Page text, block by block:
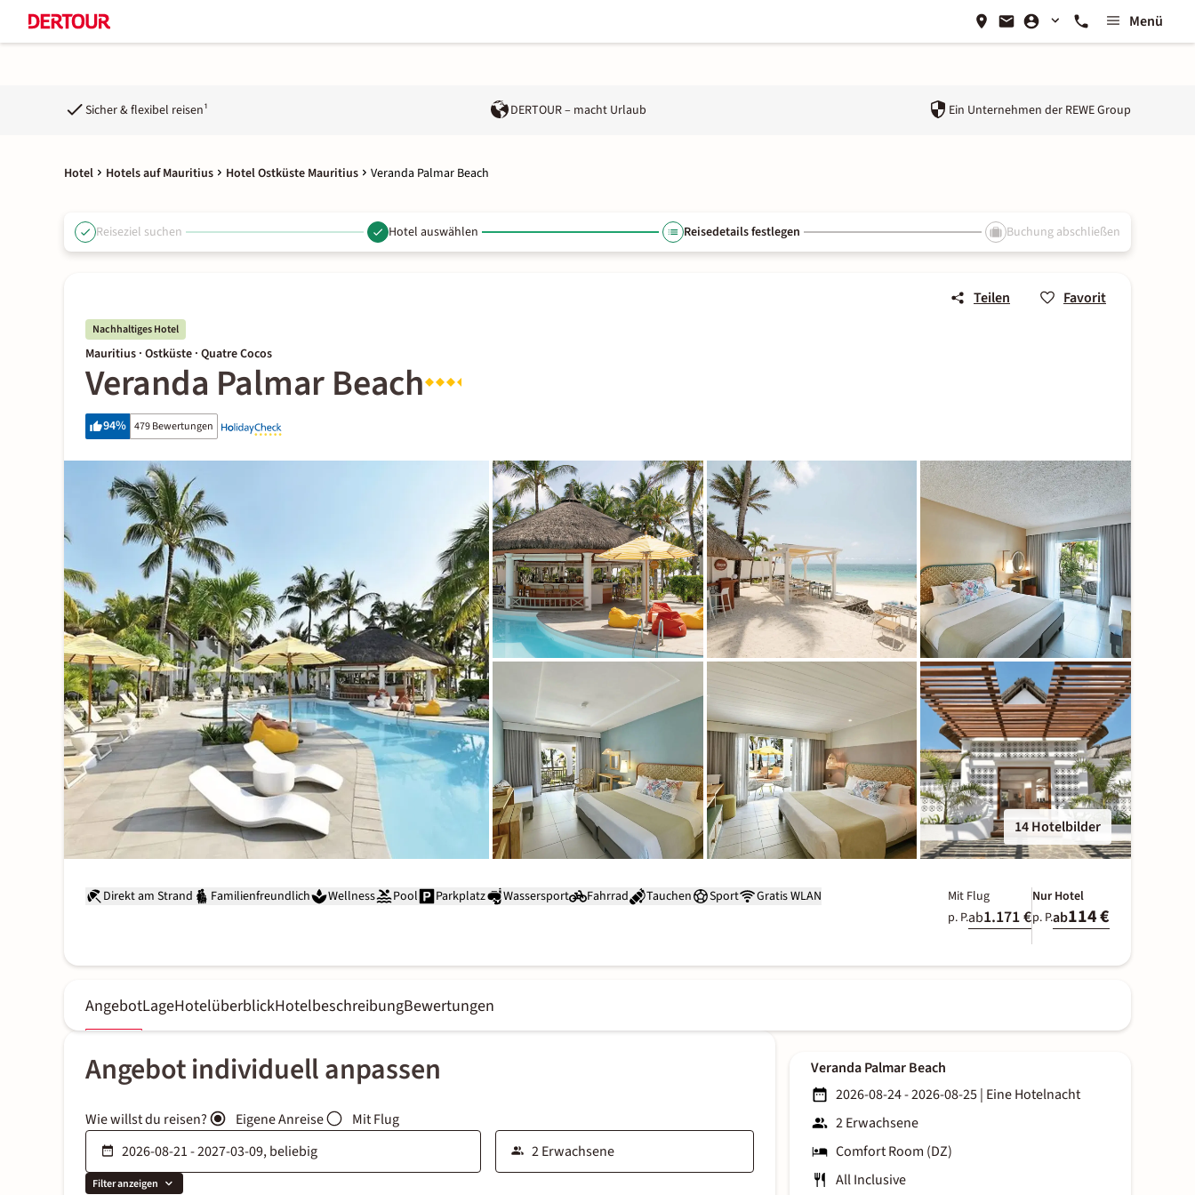
Menü
Sicher & flexibel reisen¹ DERTOUR – macht Urlaub Ein Unternehmen der REWE Group
Hotel Hotels auf Mauritius Hotel Ostküste Mauritius Veranda Palmar Beach
Reiseziel suchen Hotel auswählen Reisedetails festlegen Buchung abschließen
Teilen Favorit
Nachhaltiges Hotel
Mauritius · Ostküste · Quatre Cocos
Veranda Palmar Beach
94% 479 Bewertungen
14 Hotelbilder
Direkt am Strand Familienfreundlich Wellness Pool Parkplatz Wassersport Fahrrad Tauchen Sport Gratis WLAN
Mit Flug
p. P.ab1.171 €
Nur Hotel
p. P.ab114 €
AngebotLageHotelüberblickHotelbeschreibungBewertungen
Angebot individuell anpassen
Wie willst du reisen? Eigene Anreise Mit Flug
Filter anzeigen
Veranda Palmar Beach
2026-08-24 - 2026-08-25| Eine Hotelnacht
2 Erwachsene
Comfort Room (DZ)
All Inclusive